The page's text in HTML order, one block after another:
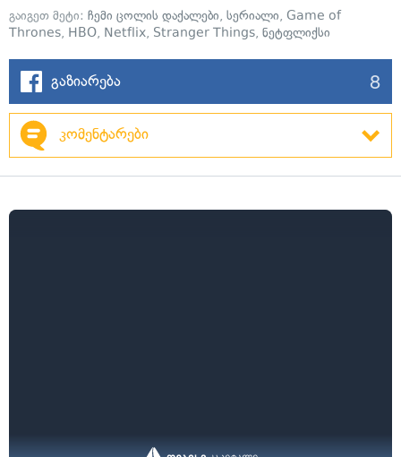
გაიგეთ მეტი: ჩემი ცოლის დაქალები, სერიალი, Game of
Thrones, HBO, Netflix, Stranger Things, ნეტფლიქსი
გაზიარება 8
კომენტარები